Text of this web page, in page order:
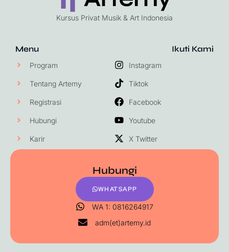
Kursus Privat Musik & Art Indonesia
Menu
Program
Tentang Artemy
Registrasi
Hubungi
Karir
Ikuti Kami
Instagram
Tiktok
Facebook
Youtube
X Twitter
Hubungi
WHATSAPP
WA 1: 0816264917
adm(et)artemy.id